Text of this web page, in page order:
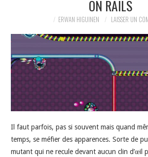
JEU VIDÉO
AUTRES
SOMMAIRE
A PROPOS
ON RAILS
ERWAN HIGUINEN LAISSER UN
Il faut parfois, pas si souvent mais quand
temps, se méfier des apparences. Sorte de
mutant qui ne recule devant aucun clin d’œil